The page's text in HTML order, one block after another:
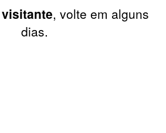
visitante, volte em alguns
dias.